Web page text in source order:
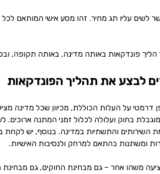
לשים עליו תג מחיר. זהו מסע אישי המותאם
פונדקאות באותה מדינה, באותה תקופה,
לבצע את תהליך הפונדקאות
על העלות הכוללת, מכיוון שכל מדינה
בחוק ועלולה לכלול זמני המתנה
והתשתיות במדינה. בנוסף, יש לקחת
ומשתנות בהתאם למרחק ולנסיבות האישיות.
משהו אחר – גם מבחינת החוקים, גם מבחינת